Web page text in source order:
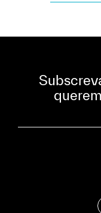
Subscreva a nossa